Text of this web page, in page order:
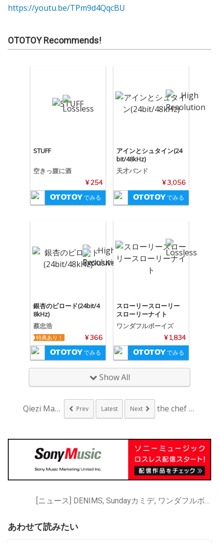
https://youtu.be/TPm9d4QqcBU
OTOTOY Recommends!
STUFF
空きっ腹に酒
¥ 254
でみる
アインとシュタイン(24
bit/48kHz)
天才バンド
¥ 3,056
でみる
銀杏のビロード(24bit/4
8kHz)
蔡忠浩
¥ 366
特典あり！
でみる
スローリースローリー
スローリーナイト
ワンダフルボーイズ
¥ 1,834
でみる
Show All
Qiezi Mabo... Prev Latest Next the chef c...
[ニュース] DENIMS, Sundayカミデ, ワンダフルボーイズ, 天才バンド, 空きっ腹に酒, 蔡忠浩, 韻シスト
あわせて読みたい